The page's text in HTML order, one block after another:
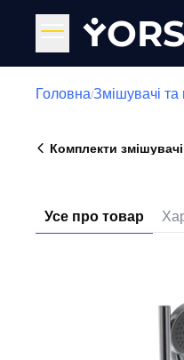
Y
Головна/Змішувачі та
Комплекти
Усе про товар